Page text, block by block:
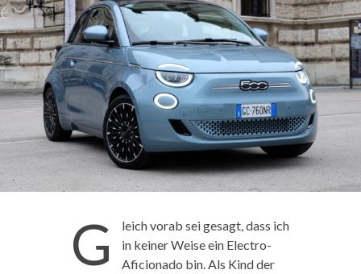
G
leich vorab sei gesagt, dass ich
in keiner Weise ein Electro-
Aficionado bin. Als Kind der